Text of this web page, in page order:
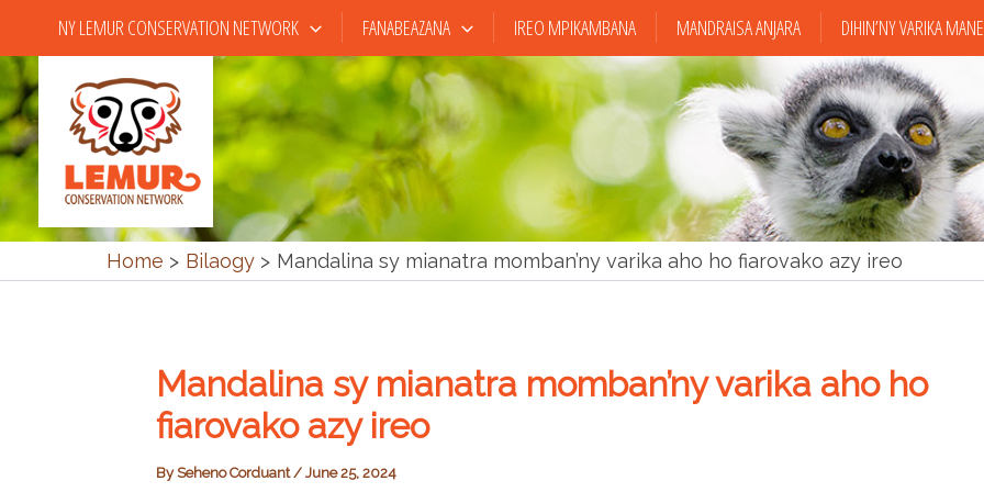
content
NY LEMUR CONSERVATION NETWORK FANABEAZANA IREO MPIKAMBANA MANDRAISA ANJARA DIHIN’NY VARIKA
Home Bilaogy Mandalina sy mianatra momban’ny varika aho ho fiarovako azy ireo
Mandalina sy mianatra momban’ny varika aho ho
fiarovako azy ireo
BySeheno Corduant/ June 25, 2024